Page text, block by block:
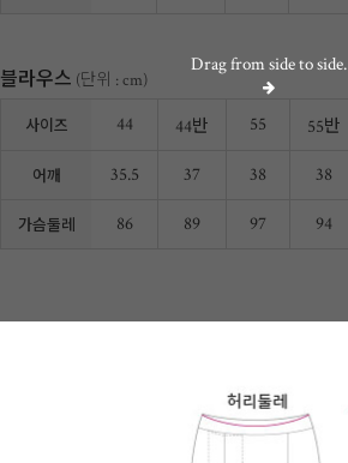
Drag from side to side.
블라우스 (단위 : cm)
사이즈 44 44반 55 55반
어깨 35.5 37 38 38
가슴둘레 86 89 97 94